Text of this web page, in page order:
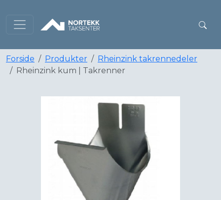
Forside Produkter
Rheinzink takrennedeler
Rheinzink kum | Takrenner